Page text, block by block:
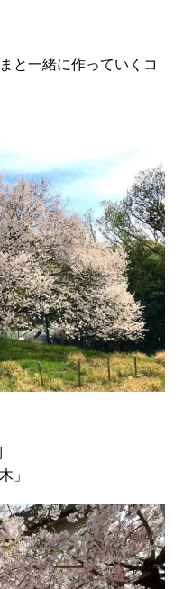
と一緒に作っていくコ
」